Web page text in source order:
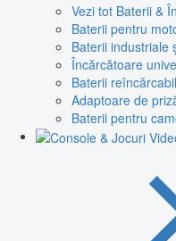
Vezi tot Baterii &
Baterii pentru
Baterii industriale
Încărcătoare
Baterii
Adaptoare de
Baterii pentru